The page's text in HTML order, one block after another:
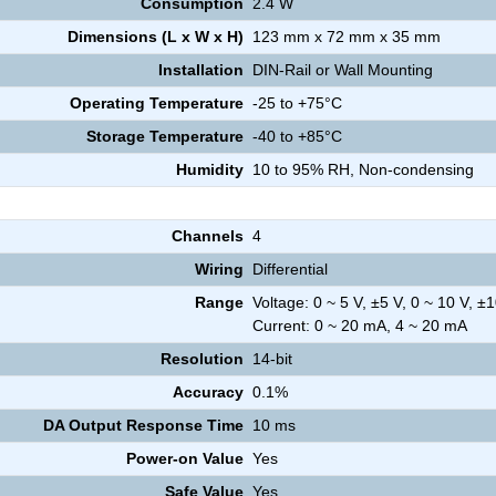
Dimensions (L x W x H)
123 mm x 72 mm x 35 mm
Installation
DIN-Rail or Wall Mounting
Operating Temperature -25 to +75°C
Storage Temperature -40 to +85°C
Humidity 10 to 95% RH, Non-condensing
Channels 4
Wiring
Differential
Range Voltage: 0 ~ 5 V, ±5 V, 0 ~ 10 V,
Current: 0 ~ 20 mA, 4 ~ 20 mA
Resolution
14-bit
Accuracy 0.1%
DA Output Response Time 10 ms
Power-on Value Yes
Safe Value Yes